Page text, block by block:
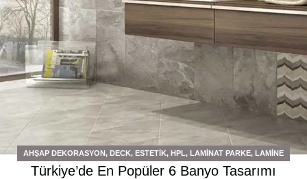
AHŞAP DEKORASYON, DECK, ESTETIK, HPL, LAMINAT PARKE, LAMINE
PARKE,LVT
Türkiye’de En Popüler 6 Banyo Tasarımı